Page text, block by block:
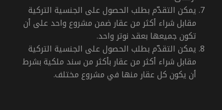
يمكن التقدّم بطلب الحصول على الجنسية التركية
مقابل شراء أكثر من عقار ضمن مشروع واحد على أن
تكون جميعها بعقد نوتر واحد.
يمكن التقدّم بطلب الحصول على الجنسية التركية
مقابل شراء أكثر من عقار بأكثر من سند ملكية بشرط
أن يكون كل عقار منها في مشروع مختلف.